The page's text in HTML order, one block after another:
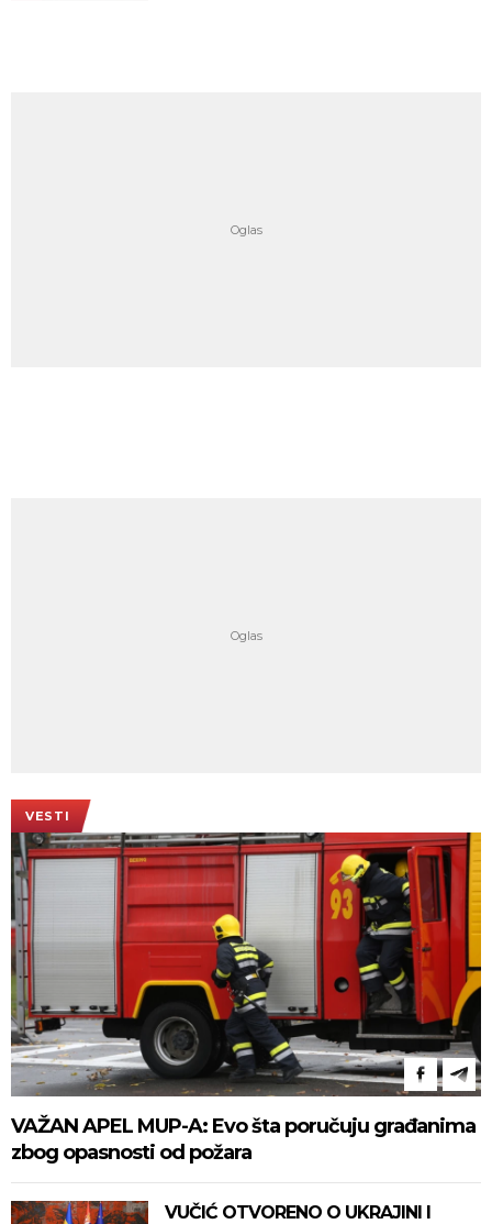
VESTI
VAŽAN APEL MUP-A: Evo šta poručuju građanima
zbog opasnosti od požara
VUČIĆ OTVORENO O UKRAJINI I